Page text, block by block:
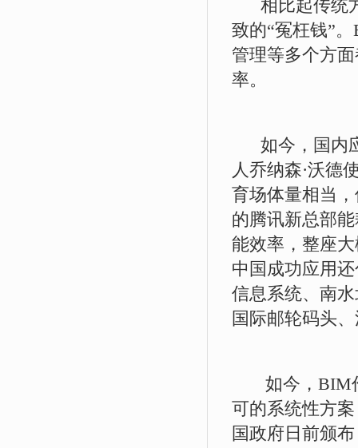
相比起传统方
致的“冤枉钱”
管理等多个方
率。
如今，国内应
人乔纳森·沃德
育场体量相当
的腾讯新总部
能效率，整座
中国成功应用
信息系统、南
国际邮轮码头
如今，BIM作
可的系统性方
国政府日前颁